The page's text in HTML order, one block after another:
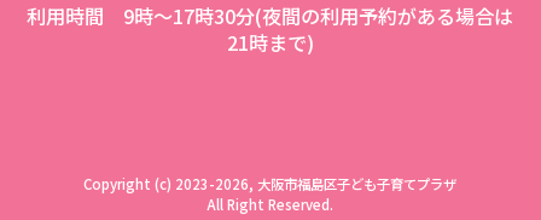
利用時間 9時～17時30分(夜間の利用予約がある場合は
21時まで)
Copyright (c) 2023-2026, 大阪市福島区子ども子育てプラザ
All Right Reserved.